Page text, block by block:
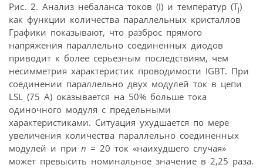
Рис. 2. Анализ небаланса токов (I) и температур (Tj)
как функции количества параллельных кристаллов
Графики показывают, что разброс прямого
напряжения параллельно соединенных диодов
приводит к более серьезным последствиям, чем
несимметрия характеристик проводимости IGBT. При
соединении параллельно двух модулей ток в цепи
LSL (75 А) оказывается на 50% больше тока
одиночного модуля с предельными
характеристиками. Ситуация ухудшается по мере
увеличения количества параллельно соединенных
модулей и при n = 20 ток «наихудшего случая»
может превысить номинальное значение в 2,25 раза.